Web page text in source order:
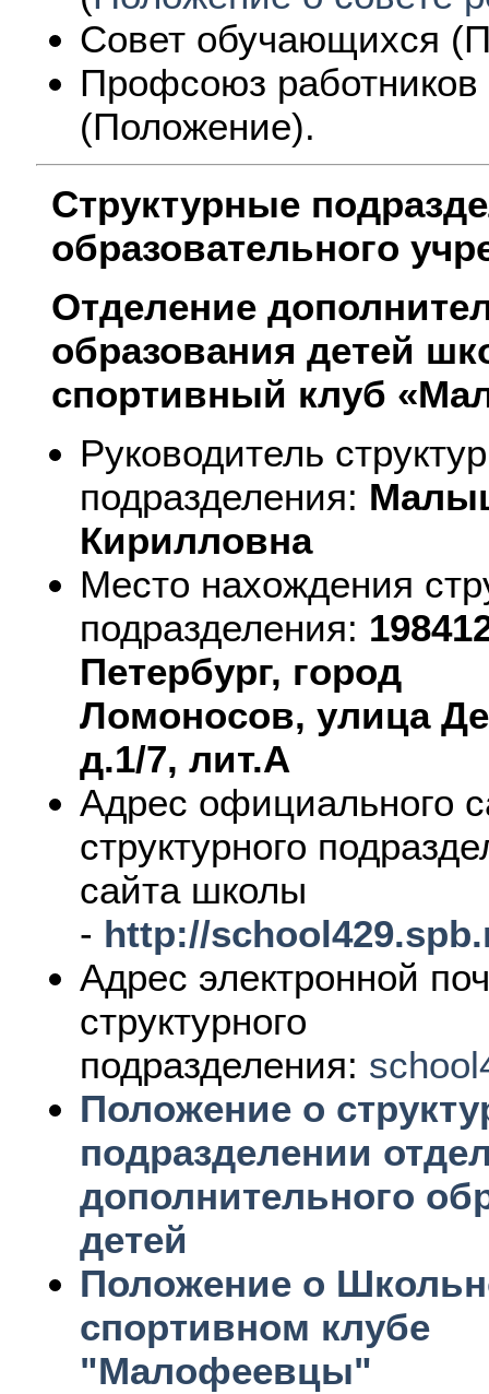
Совет обучающихся
Профсоюз работников
(Положение).
Структурные
образовательного
Отделение
образования детей
спортивный клуб
Руководитель
подразделения:
Кирилловна
Место нахождения
подразделения:
Петербург, город
Ломоносов, улица
д.1/7, лит.А
Адрес официального
структурного
сайта школы
- http://
Адрес электронной
структурного
подразделения:
Положение о
подразделении
дополнительного
детей
Положение о
спортивном клубе
"Малофеевцы"